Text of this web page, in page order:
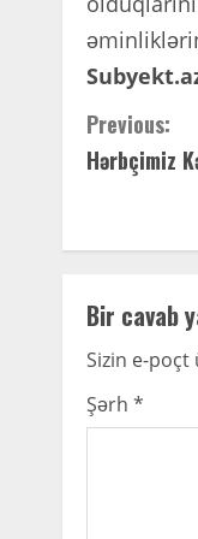
C
o
i
n
u
Previous:
Hərbçimiz
Bir cavab
Sizin e-poçt
Şərh *